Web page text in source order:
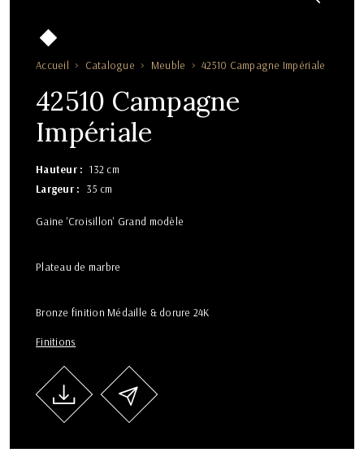
Accueil Catalogue Meuble 42510 Campagne Impériale
42510 Campagne
Impériale
Hauteur
132 cm
Largeur
35 cm
Gaine 'Croisillon' Grand modèle
Plateau de marbre
Bronze finition Médaille & dorure 24K
Finitions